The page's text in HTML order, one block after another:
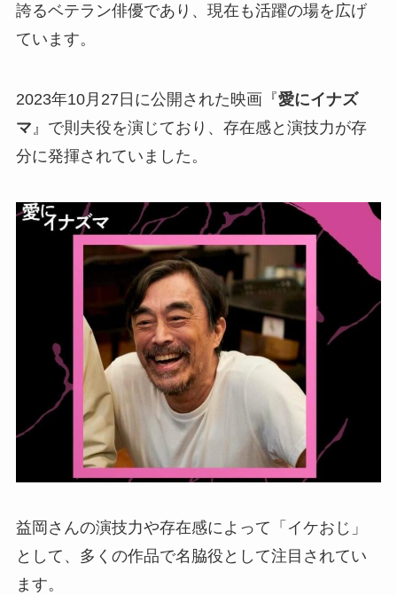
誇るベテラン俳優であり、現在も活躍の場を広げ
ています。
2023年10月27日に公開された映画『愛にイナズ
マ 』で則夫役を演じており、存在感と演技力が存
分に発揮されていました。
益岡さんの演技力や存在感によって「イケおじ」
として、多くの作品で名脇役として注目されてい
ます。